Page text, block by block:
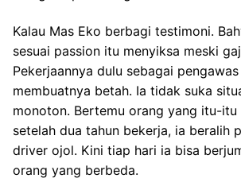
Kalau Mas Eko berbagi testimoni.
sesuai passion itu menyiksa meski
Pekerjaannya dulu sebagai
membuatnya betah. Ia tidak suka
monoton. Bertemu orang yang itu-itu
setelah dua tahun bekerja, ia beralih
driver ojol. Kini tiap hari ia bisa
orang yang berbeda.